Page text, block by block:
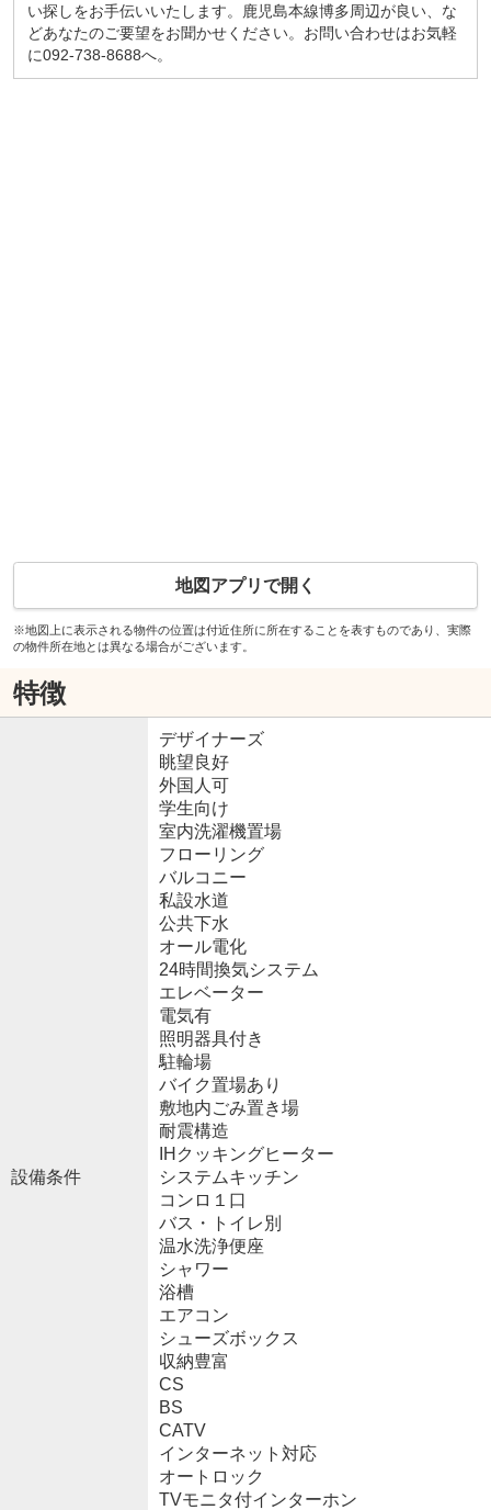
い探しをお手伝いいたします。鹿児島本線博多周辺が良い、な
どあなたのご要望をお聞かせください。お問い合わせはお気軽
に092-738-8688へ。
地図アプリで開く
※地図上に表示される物件の位置は付近住所に所在することを表すものであり、実際
の物件所在地とは異なる場合がございます。
特徴
設備条件
デザイナーズ
眺望良好
外国人可
学生向け
室内洗濯機置場
フローリング
バルコニー
私設水道
公共下水
オール電化
24時間換気システム
エレベーター
電気有
照明器具付き
駐輪場
バイク置場あり
敷地内ごみ置き場
耐震構造
IHクッキングヒーター
システムキッチン
コンロ１口
バス・トイレ別
温水洗浄便座
シャワー
浴槽
エアコン
シューズボックス
収納豊富
CS
BS
CATV
インターネット対応
オートロック
TVモニタ付インターホン